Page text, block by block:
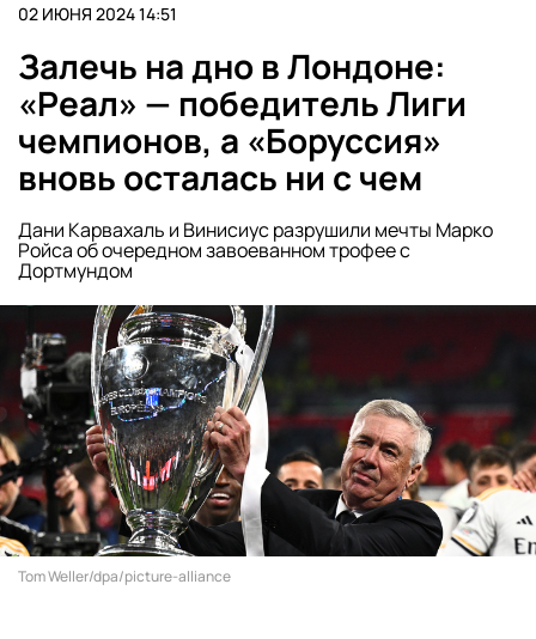
02 ИЮНЯ 2024 14:51
Залечь на дно в Лондоне:
«Реал» — победитель Лиги
чемпионов, а «Боруссия»
вновь осталась ни с чем
Дани Карвахаль и Винисиус разрушили мечты Марко
Ройса об очередном завоеванном трофее с
Дортмундом
Tom Weller/dpa/picture-alliance